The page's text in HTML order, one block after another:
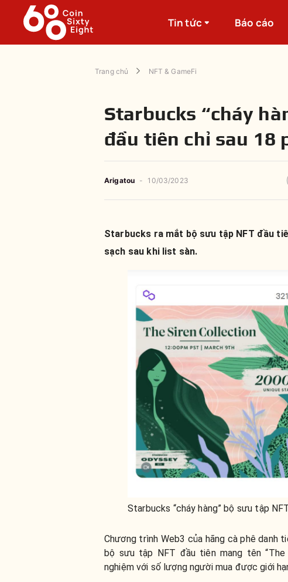
Tin tức Báo cáo
Trang chủ NFT & GameFi
Starbucks “cháy
đầu tiên chỉ sau 18
Arigatou - 10/03/2023
Starbucks ra mắt bộ sưu tập NFT đầu
sạch sau khi list sàn.
Starbucks “cháy hàng” bộ sưu tập
Chương trình Web3 của hãng cà phê danh
bộ sưu tập NFT đầu tiên mang tên
nghiệm với số lượng người mua được giới